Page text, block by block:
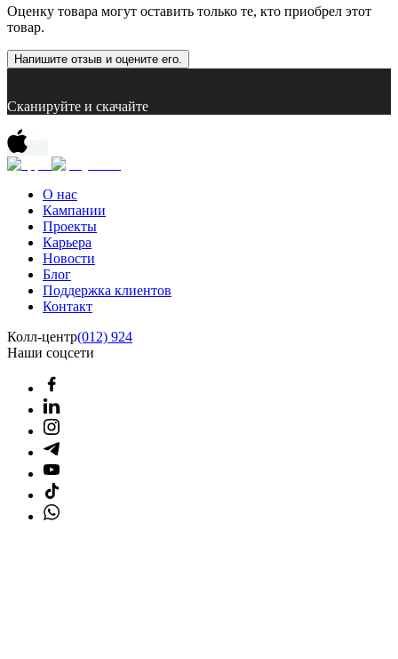
Оценку товара могут оставить только те, кто приобрел этот
товар.
Напишите отзыв и оцените его.
Сканируйте и скачайте
О нас
Кампании
Проекты
Карьера
Новости
Блог
Поддержка клиентов
Контакт
Колл-центр(012) 924
Наши соцсети